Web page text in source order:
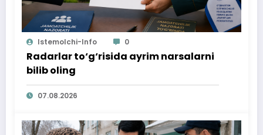
Istemolchi-Info 0
Radarlar to‘g‘risida ayrim narsalarni
bilib oling
07.08.2026